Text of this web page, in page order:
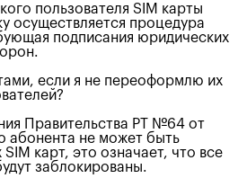
пользователя SIM карты
осуществляется процедура
подписания юридических
если я не переоформлю их
Правительства РТ №64 от
абонента не может быть
карт, это означает, что все
заблокированы.